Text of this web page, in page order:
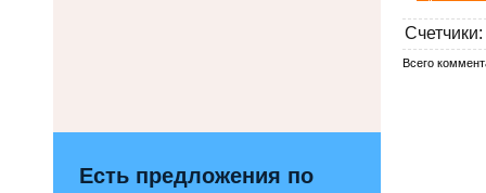
Есть предложения по
Счетчики:
Всего